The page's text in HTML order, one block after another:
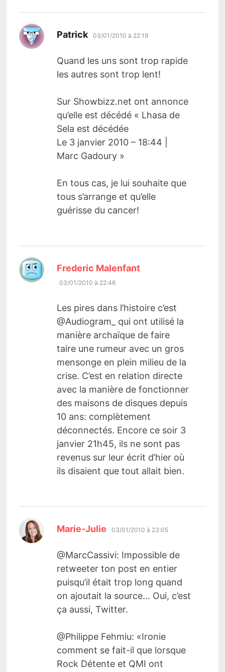
Patrick dit :
03/01/2010 à 22:19
Quand les uns sont trop rapide
les autres sont trop lent!
Sur Showbizz.net ont annonce
qu’elle est décédé « Lhasa de
Sela est décédée
Le 3 janvier 2010 – 18:44 |
Marc Gadoury »
En tous cas, je lui souhaite que
tous s’arrange et qu’elle
guérisse du cancer!
Frederic Malenfantdit :
03/01/2010 à 22:46
Les pires dans l’histoire c’est
@Audiogram_ qui ont utilisé la
manière archaïque de faire
taire une rumeur avec un gros
mensonge en plein milieu de la
crise. C’est en relation directe
avec la manière de fonctionner
des maisons de disques depuis
10 ans: complètement
déconnectés. Encore ce soir 3
janvier 21h45, ils ne sont pas
revenus sur leur écrit d’hier où
ils disaient que tout allait bien.
Marie-Julie dit :
03/01/2010 à 23:05
@MarcCassivi: Impossible de
retweeter ton post en entier
puisqu’il était trop long quand
on ajoutait la source… Oui, c’est
ça aussi, Twitter.
@Philippe Fehmiu: «Ironie
comment se fait-il que lorsque
Rock Détente et QMI ont